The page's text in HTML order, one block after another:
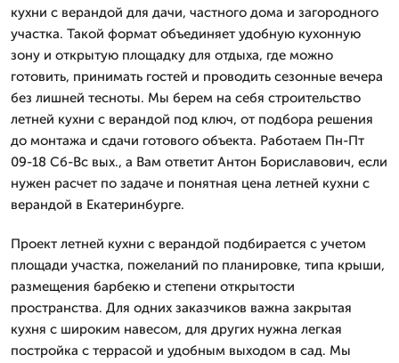
кухни с верандой для дачи, частного дома и загородного
участка. Такой формат объединяет удобную кухонную
зону и открытую площадку для отдыха, где можно
готовить, принимать гостей и проводить сезонные вечера
без лишней тесноты. Мы берем на себя строительство
летней кухни с верандой под ключ, от подбора решения
до монтажа и сдачи готового объекта. Работаем Пн-Пт
09-18 Сб-Вс вых., а Вам ответит Антон Бориславович, если
нужен расчет по задаче и понятная цена летней кухни с
верандой в Екатеринбурге.
Проект летней кухни с верандой подбирается с учетом
площади участка, пожеланий по планировке, типа крыши,
размещения барбекю и степени открытости
пространства. Для одних заказчиков важна закрытая
кухня с широким навесом, для других нужна легкая
постройка с террасой и удобным выходом в сад. Мы